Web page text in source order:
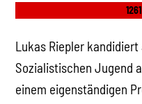
Lukas Riepler
Sozialistischen Jugend
einem eigenständigen